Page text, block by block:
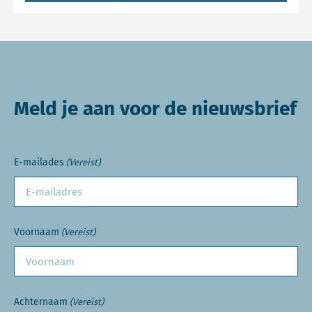
Meld je aan voor de nieuwsbrief
E-mailades (Vereist)
Voornaam (Vereist)
Achternaam (Vereist)